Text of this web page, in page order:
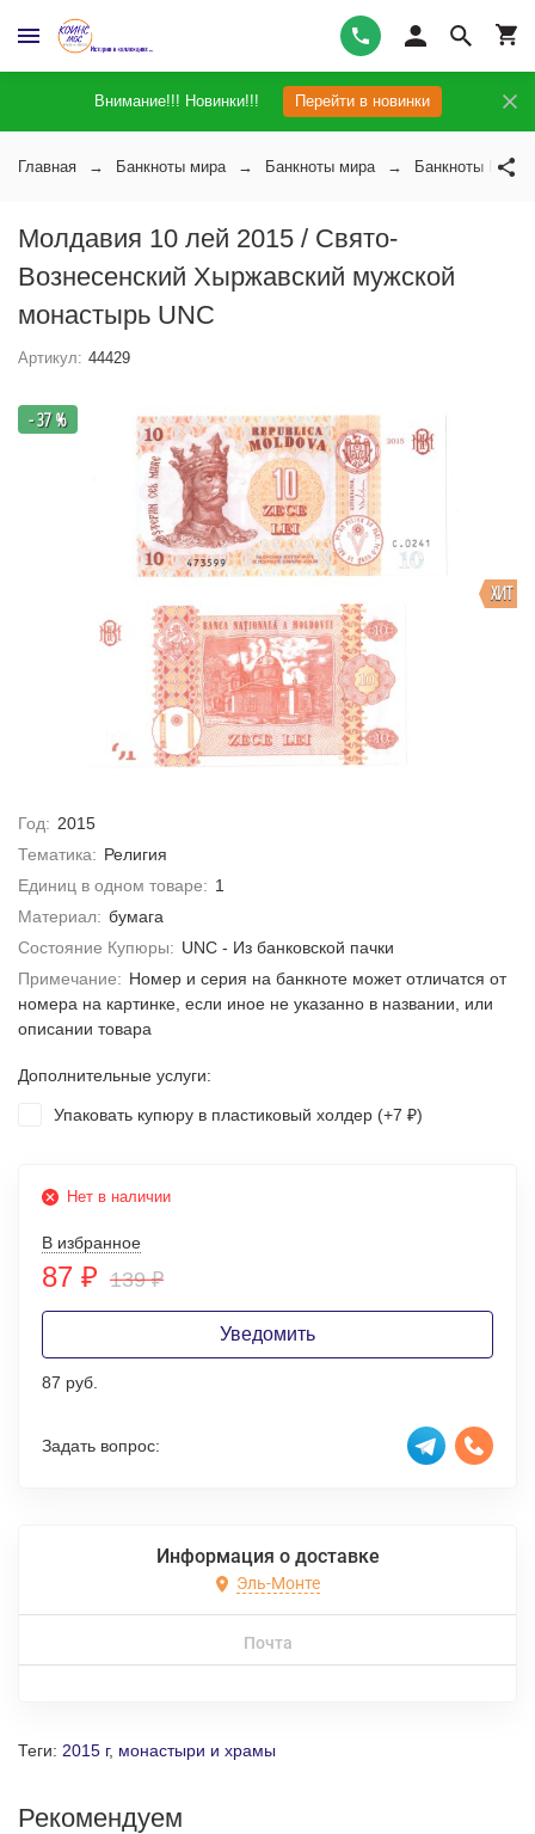
Внимание!!! Новинки!!! Перейти в новинки
Главная Банкноты мира Банкноты мира Банкноты
Молдавия 10 лей 2015 / Свято-
Вознесенский Хыржавский мужской
монастырь UNC
Артикул: 44429
ХИТ
- 37 %
Год: 2015
Тематика: Религия
Единиц в одном товаре: 1
Материал: бумага
Состояние Купюры: UNC - Из банковской пачки
Примечание: Номер и серия на банкноте может отличатся от
номера на картинке, если иное не указанно в названии, или
описании товара
Дополнительные услуги:
Упаковать купюру в пластиковый холдер (+7 ₽)
Нет в наличии
В избранное
87 ₽ 139₽
Уведомить
87 руб.
Задать вопрос:
Информация о доставке
Эль-Монте
Почта
Теги: 2015 г, монастыри и храмы
Рекомендуем